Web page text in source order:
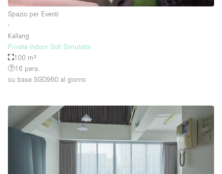
Spazio per Eventi
∙
Kallang
Private Indoor Golf Simulator
100 m²
16 pers.
su base SGD960 al giorno